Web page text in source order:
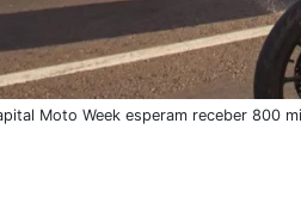
Moto Week esperam receber 800